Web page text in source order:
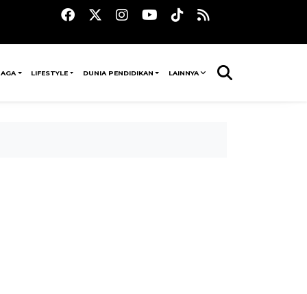
LIFESTYLE DUNIA PENDIDIKAN LAINNYA